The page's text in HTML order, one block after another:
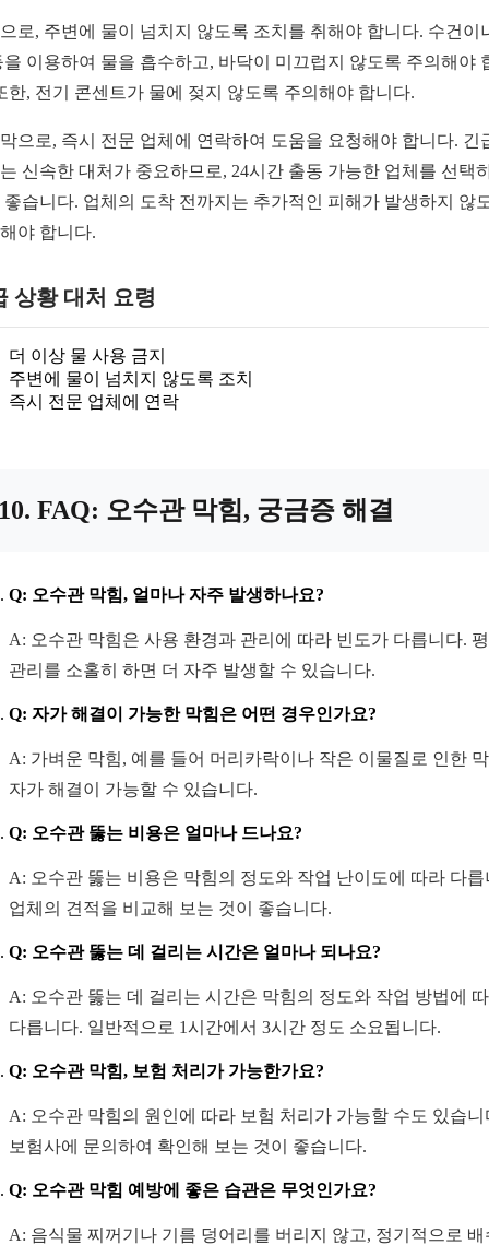
로, 주변에 물이 넘치지 않도록 조치를 취해야 합니다. 수건이
을 이용하여 물을 흡수하고, 바닥이 미끄럽지 않도록 주의해야
한, 전기 콘센트가 물에 젖지 않도록 주의해야 합니다.
으로, 즉시 전문 업체에 연락하여 도움을 요청해야 합니다. 긴
신속한 대처가 중요하므로, 24시간 출동 가능한 업체를 선택
좋습니다. 업체의 도착 전까지는 추가적인 피해가 발생하지 않
야 합니다.
상황 대처 요령
더 이상 물 사용 금지
주변에 물이 넘치지 않도록 조치
즉시 전문 업체에 연락
FAQ: 오수관 막힘, 궁금증 해결
Q: 오수관 막힘, 얼마나 자주 발생하나요?
A: 오수관 막힘은 사용 환경과 관리에 따라 빈도가 다릅니다.
관리를 소홀히 하면 더 자주 발생할 수 있습니다.
Q: 자가 해결이 가능한 막힘은 어떤 경우인가요?
A: 가벼운 막힘, 예를 들어 머리카락이나 작은 이물질로 인한
자가 해결이 가능할 수 있습니다.
Q: 오수관 뚫는 비용은 얼마나 드나요?
A: 오수관 뚫는 비용은 막힘의 정도와 작업 난이도에 따라 다릅
업체의 견적을 비교해 보는 것이 좋습니다.
Q: 오수관 뚫는 데 걸리는 시간은 얼마나 되나요?
A: 오수관 뚫는 데 걸리는 시간은 막힘의 정도와 작업 방법에
다릅니다. 일반적으로 1시간에서 3시간 정도 소요됩니다.
Q: 오수관 막힘, 보험 처리가 가능한가요?
A: 오수관 막힘의 원인에 따라 보험 처리가 가능할 수도 있습니
보험사에 문의하여 확인해 보는 것이 좋습니다.
Q: 오수관 막힘 예방에 좋은 습관은 무엇인가요?
A: 음식물 찌꺼기나 기름 덩어리를 버리지 않고, 정기적으로 배